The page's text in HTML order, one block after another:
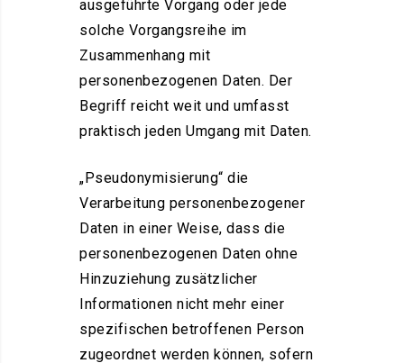
ausgeführte Vorgang oder jede
solche Vorgangsreihe im
Zusammenhang mit
personenbezogenen Daten. Der
Begriff reicht weit und umfasst
praktisch jeden Umgang mit Daten.
„Pseudonymisierung“ die
Verarbeitung personenbezogener
Daten in einer Weise, dass die
personenbezogenen Daten ohne
Hinzuziehung zusätzlicher
Informationen nicht mehr einer
spezifischen betroffenen Person
zugeordnet werden können, sofern